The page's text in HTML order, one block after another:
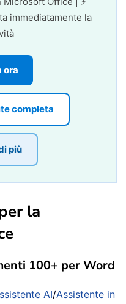
immediatamente la
ora
completa
più
la
100+ per Word
AI/Assistente in